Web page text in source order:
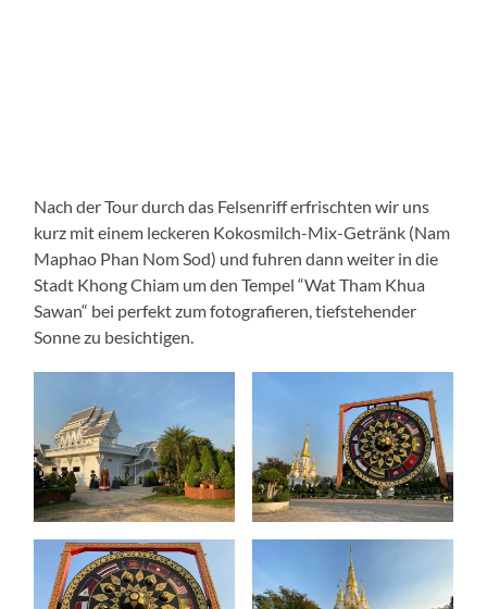
Nach der Tour durch das Felsenriff erfrischten wir uns
kurz mit einem leckeren Kokosmilch-Mix-Getränk (Nam
Maphao Phan Nom Sod) und fuhren dann weiter in die
Stadt Khong Chiam um den Tempel “Wat Tham Khua
Sawan“ bei perfekt zum fotografieren, tiefstehender
Sonne zu besichtigen.